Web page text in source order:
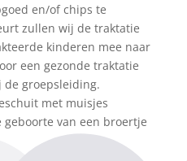
en/of chips te
zullen wij de traktatie
kinderen mee naar
een gezonde traktatie
groepsleiding.
met muisjes
van een broertje